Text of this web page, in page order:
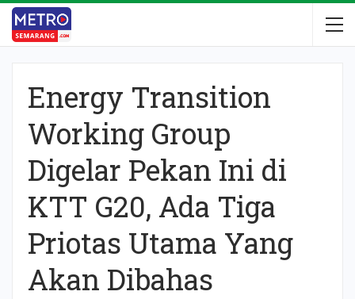
Energy Transition
Working Group
Digelar Pekan Ini di
KTT G20, Ada Tiga
Priotas Utama Yang
Akan Dibahas